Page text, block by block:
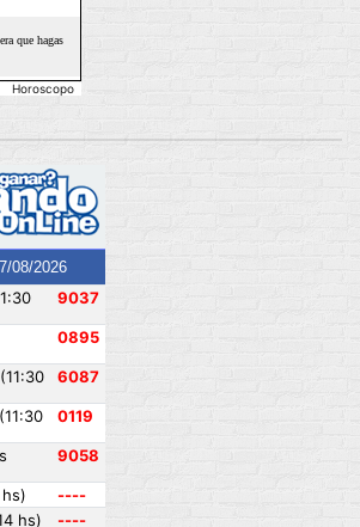
Horoscopo